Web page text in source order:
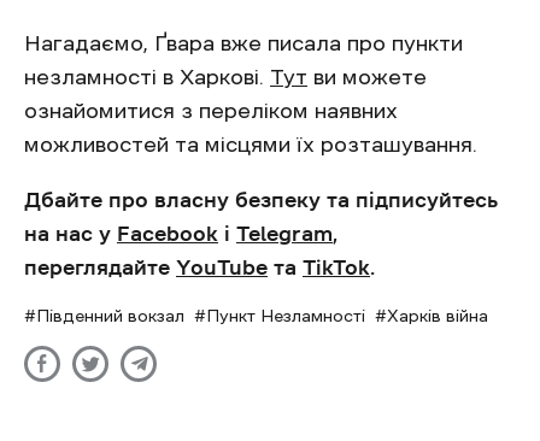
Нагадаємо, Ґвара вже писала про пункти
незламності в Харкові. Тут ви можете
ознайомитися з переліком наявних
можливостей та місцями їх розташування.
Дбайте про власну безпеку та підписуйтесь
на нас у Facebook і Telegram,
переглядайте YouTube та TikTok.
Південний вокзал Пункт Незламності Харків війна